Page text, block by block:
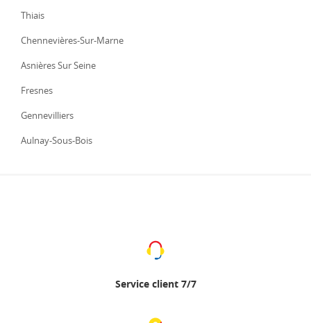
Thiais
Chennevières-Sur-Marne
Asnières Sur Seine
Fresnes
Gennevilliers
Aulnay-Sous-Bois
Service client 7/7